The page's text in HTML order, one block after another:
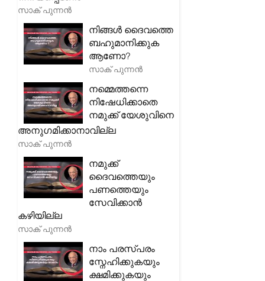
സാക് പുന്നൻ
നിങ്ങൾ ദൈവത്തെ
ബഹുമാനിക്കുക
ആണോ?
സാക് പുന്നൻ
നമ്മെത്തന്നെ
നിഷേധിക്കാതെ
നമുക്ക് യേശുവിനെ
അനുഗമിക്കാനാവില്ല
സാക് പുന്നൻ
നമുക്ക്
ദൈവത്തെയും
പണത്തെയും
സേവിക്കാൻ
കഴിയില്ല
സാക് പുന്നൻ
നാം പരസ്പരം
സ്നേഹിക്കുകയും
ക്ഷമിക്കുകയും